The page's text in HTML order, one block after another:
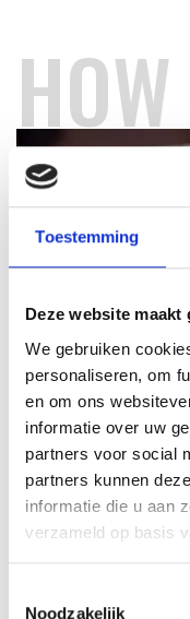
Toestemming
Deze website
We gebruiken
personaliseren, om
en om ons
informatie over uw
partners voor social
partners kunnen
informatie die u aan
verzameld op basis
Noodzakelijk